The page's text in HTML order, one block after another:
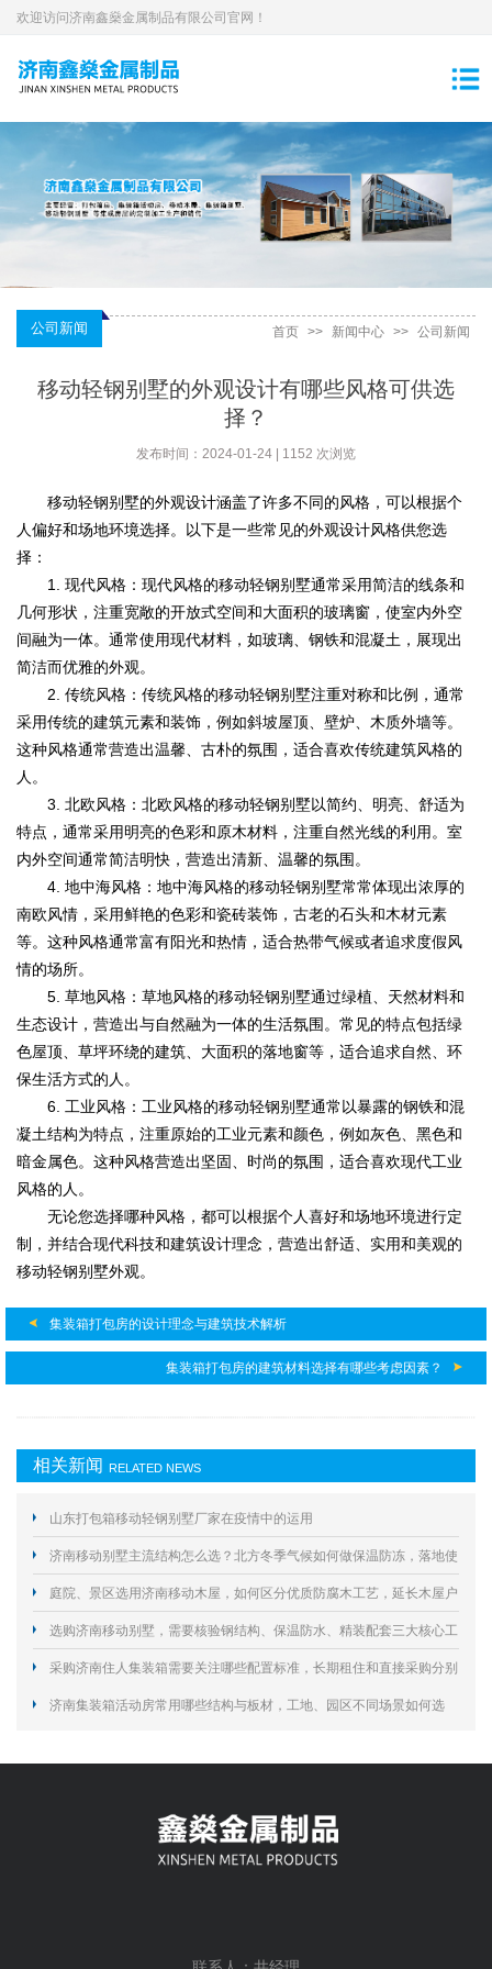
欢迎访问济南鑫燊金属制品有限公司官网！
公司新闻 首页 >> 新闻中心 >> 公司新闻
移动轻钢别墅的外观设计有哪些风格可供选
择？
发布时间：2024-01-24 | 1152 次浏览
移动轻钢别墅的外观设计涵盖了许多不同的风格，可以根据个
人偏好和场地环境选择。以下是一些常见的外观设计风格供您选
择：
1. 现代风格：现代风格的移动轻钢别墅通常采用简洁的线条和
几何形状，注重宽敞的开放式空间和大面积的玻璃窗，使室内外空
间融为一体。通常使用现代材料，如玻璃、钢铁和混凝土，展现出
简洁而优雅的外观。
2. 传统风格：传统风格的移动轻钢别墅注重对称和比例，通常
采用传统的建筑元素和装饰，例如斜坡屋顶、壁炉、木质外墙等。
这种风格通常营造出温馨、古朴的氛围，适合喜欢传统建筑风格的
人。
3. 北欧风格：北欧风格的移动轻钢别墅以简约、明亮、舒适为
特点，通常采用明亮的色彩和原木材料，注重自然光线的利用。室
内外空间通常简洁明快，营造出清新、温馨的氛围。
4. 地中海风格：地中海风格的移动轻钢别墅常常体现出浓厚的
南欧风情，采用鲜艳的色彩和瓷砖装饰，古老的石头和木材元素
等。这种风格通常富有阳光和热情，适合热带气候或者追求度假风
情的场所。
5. 草地风格：草地风格的移动轻钢别墅通过绿植、天然材料和
生态设计，营造出与自然融为一体的生活氛围。常见的特点包括绿
色屋顶、草坪环绕的建筑、大面积的落地窗等，适合追求自然、环
保生活方式的人。
6. 工业风格：工业风格的移动轻钢别墅通常以暴露的钢铁和混
凝土结构为特点，注重原始的工业元素和颜色，例如灰色、黑色和
暗金属色。这种风格营造出坚固、时尚的氛围，适合喜欢现代工业
风格的人。
无论您选择哪种风格，都可以根据个人喜好和场地环境进行定
制，并结合现代科技和建筑设计理念，营造出舒适、实用和美观的
移动轻钢别墅外观。
集装箱打包房的设计理念与建筑技术解析
集装箱打包房的建筑材料选择有哪些考虑因素？
相关新闻 RELATED NEWS
山东打包箱移动轻钢别墅厂家在疫情中的运用
济南移动别墅主流结构怎么选？北方冬季气候如何做保温防冻，落地使
用要规避哪些合规与施工风险？
庭院、景区选用济南移动木屋，如何区分优质防腐木工艺，延长木屋户
外使用寿命？
选购济南移动别墅，需要核验钢结构、保温防水、精装配套三大核心工
艺规避居住隐患？
采购济南住人集装箱需要关注哪些配置标准，长期租住和直接采购分别
怎么选择？
济南集装箱活动房常用哪些结构与板材，工地、园区不同场景如何选